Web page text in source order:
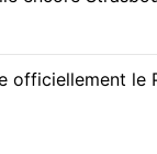
officiellement le